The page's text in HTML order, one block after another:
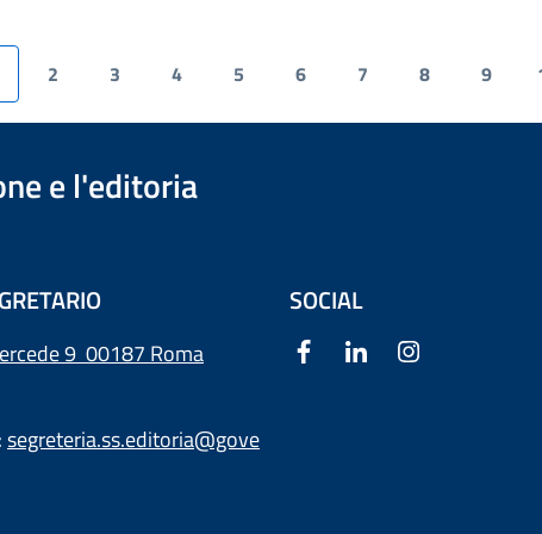
2 3 4 5 6 7 8 9
e l'editoria
9 00187 Roma
segreteria.ss.editoria@gove
SOCIAL